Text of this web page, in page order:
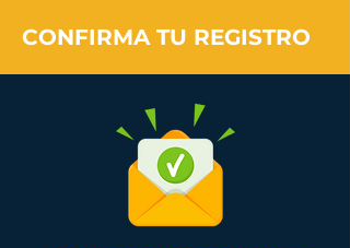
CONFIRMA TU REGISTRO